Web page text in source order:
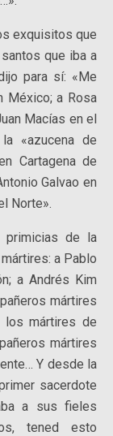
exquisitos que
que iba a
para sí: «Me
México; a Rosa
Macías en el
«azucena de
Cartagena de
Galvao en
Norte».
de la
a Pablo
a Andrés Kim
mártires
los mártires de
mártires
Y desde la
sacerdote
a sus fieles
tened esto